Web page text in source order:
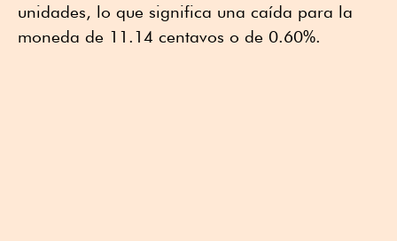
unidades, lo que significa una caída para la
moneda de 11.14 centavos o de 0.60%.